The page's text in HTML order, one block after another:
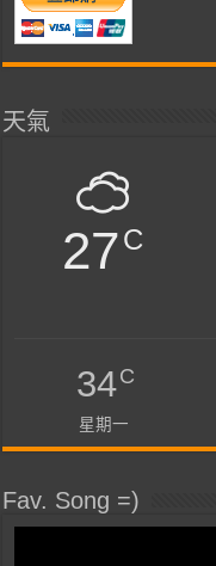
天氣
27C
34C
星期一
Fav. Song =)